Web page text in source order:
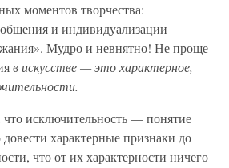
моментов творчества:
и индивидуализации
Мудро и невнятно! Не проще
в искусстве — это характерное,
что исключительность — понятие
характерные признаки до
что от их характерности ничего